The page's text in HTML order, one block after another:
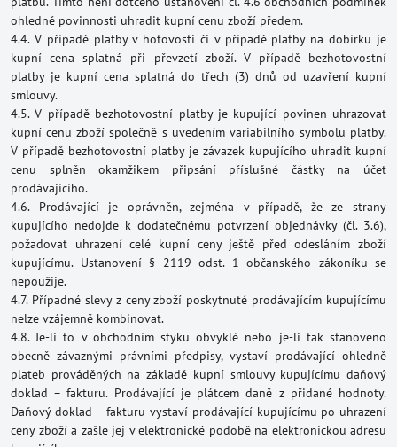
ohledně povinnosti uhradit kupní cenu zboží předem.
4.4. V případě platby v hotovosti či v případě platby na dobírku je
kupní cena splatná při převzetí zboží. V případě bezhotovostní
platby je kupní cena splatná do třech (3) dnů od uzavření kupní
smlouvy.
4.5. V případě bezhotovostní platby je kupující povinen uhrazovat
kupní cenu zboží společně s uvedením variabilního symbolu platby.
V případě bezhotovostní platby je závazek kupujícího uhradit kupní
cenu splněn okamžikem připsání příslušné částky na účet
prodávajícího.
4.6. Prodávající je oprávněn, zejména v případě, že ze strany
kupujícího nedojde k dodatečnému potvrzení objednávky (čl. 3.6),
požadovat uhrazení celé kupní ceny ještě před odesláním zboží
kupujícímu. Ustanovení § 2119 odst. 1 občanského zákoníku se
nepoužije.
4.7. Případné slevy z ceny zboží poskytnuté prodávajícím kupujícímu
nelze vzájemně kombinovat.
4.8. Je-li to v obchodním styku obvyklé nebo je-li tak stanoveno
obecně závaznými právními předpisy, vystaví prodávající ohledně
plateb prováděných na základě kupní smlouvy kupujícímu daňový
doklad – fakturu. Prodávající je plátcem daně z přidané hodnoty.
Daňový doklad – fakturu vystaví prodávající kupujícímu po uhrazení
ceny zboží a zašle jej v elektronické podobě na elektronickou adresu